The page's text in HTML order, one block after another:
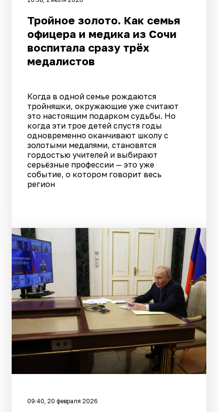
Тройное золото. Как семья
офицера и медика из Сочи
воспитала сразу трёх
медалистов
Когда в одной семье рождаются
тройняшки, окружающие уже считают
это настоящим подарком судьбы. Но
когда эти трое детей спустя годы
одновременно оканчивают школу с
золотыми медалями, становятся
гордостью учителей и выбирают
серьёзные профессии — это уже
событие, о котором говорит весь
регион
09:40, 20 февраля 2026